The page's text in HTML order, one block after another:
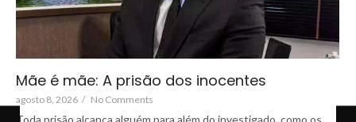
Mãe é mãe: A prisão dos inocentes
agosto 8, 2026 / No Comments